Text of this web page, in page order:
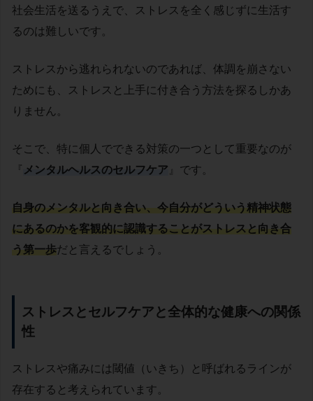
社会生活を送るうえで、ストレスを全く感じずに生活す
るのは難しいです。
ストレスから逃れられないのであれば、体調を崩さない
ためにも、ストレスと上手に付き合う方法を探るしかあ
りません。
そこで、特に個人でできる対策の一つとして重要なのが
『 メンタルヘルスのセルフケア 』です。
自身のメンタルと向き合い、今自分がどういう精神状態
にあるのかを客観的に認識することがストレスと向き合
う第一歩だと言えるでしょう。
ストレスとセルフケアと全体的な健康への関係
性
ストレスや痛みには閾値（いきち）と呼ばれるラインが
存在すると考えられています。